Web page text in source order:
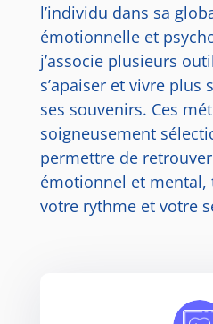
l’individu dans sa
émotionnelle et
j’associe plusieurs
s’apaiseret vivre plus
ses souvenirs. Ces
soigneusement
permettre de
émotionnel et mental,
votre rythme et votre